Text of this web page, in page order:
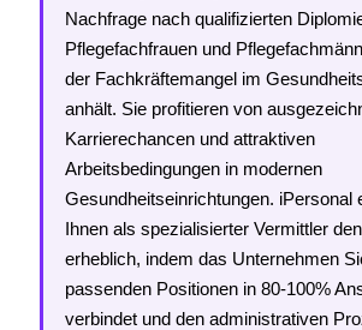
Nachfrage nach qualifizierten
Pflegefachfrauen und
der Fachkräftemangel im
anhält. Sie profitieren von
Karrierechancen und attraktiven
Arbeitsbedingungen in modernen
Gesundheitseinrichtungen. iPersonal
Ihnen als spezialisierter Vermittler
erheblich, indem das Unternehmen
passenden Positionen in 80-100%
verbindet und den administrativen